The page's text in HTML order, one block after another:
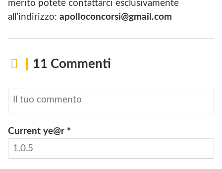
merito potete contattarci esclusivamente
all’indirizzo: apolloconcorsi@gmail.com
11 Commenti
Current ye@r *